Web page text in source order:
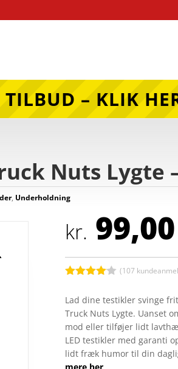
– KLIK
Nuts Lygte
, Underholdning
kr. 99,00
ud af 5
baseret
på
kundebed
ømmelse
r
(107
Lad dine testikler svinge
Truck Nuts Lygte. Uanset
mod eller tilføjer lidt
LED testikler med garanti
lidt fræk humor til din